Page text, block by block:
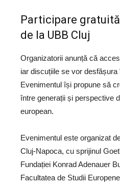
Participare
de la UBB Cluj
Organizatorii anunță că
iar discuțiile se vor desfășura
Evenimentul își propune să
între generații și perspective
european.
Evenimentul este organizat
Cluj-Napoca, cu sprijinul
Fundației Konrad Adenauer
Facultatea de Studii